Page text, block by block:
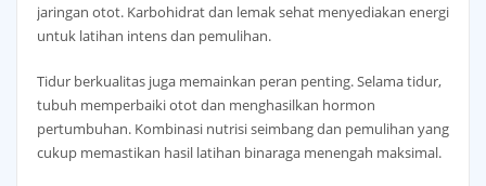
jaringan otot. Karbohidrat dan lemak sehat menyediakan energi
untuk latihan intens dan pemulihan.
Tidur berkualitas juga memainkan peran penting. Selama tidur,
tubuh memperbaiki otot dan menghasilkan hormon
pertumbuhan. Kombinasi nutrisi seimbang dan pemulihan yang
cukup memastikan hasil latihan binaraga menengah maksimal.